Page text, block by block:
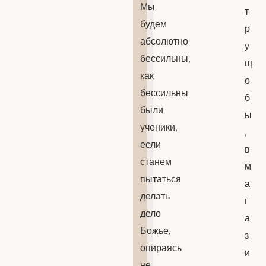
Мы
будем
абсолютно
бессильны,
как
бессильны
были
ученики,
если
станем
пытаться
делать
дело
Божье,
опираясь
т
р
у
щ
о
б
ы
,
в
м
а
г
а
з
и